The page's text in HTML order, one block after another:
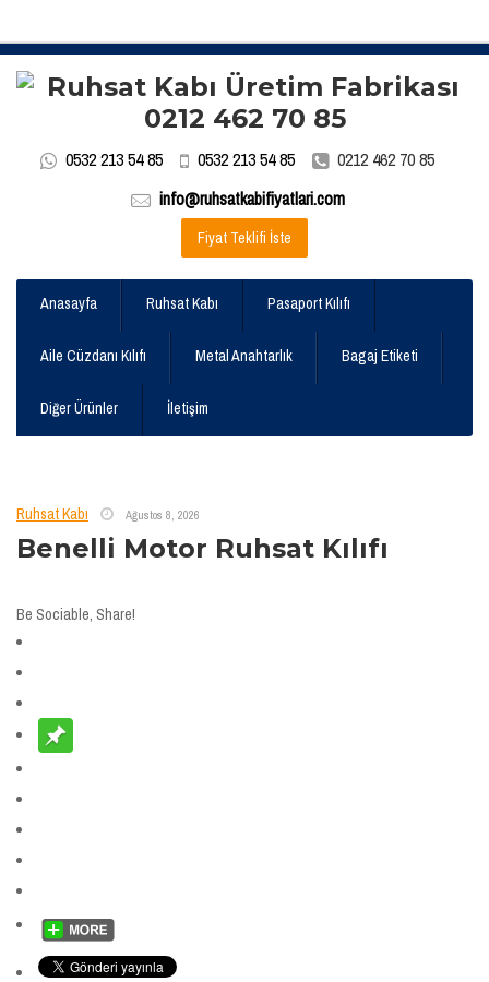
0532 213 54 85 0532 213 54 85
0212 462 70 85
info@ruhsatkabifiyatlari.com
Fiyat Teklifi İste
Anasayfa Ruhsat Kabı Pasaport Kılıfı
Aile Cüzdanı Kılıfı Metal Anahtarlık Bagaj Etiketi
Diğer Ürünler İletişim
Ruhsat Kabı Ağustos 8, 2026
Benelli Motor Ruhsat Kılıfı
Be Sociable, Share!